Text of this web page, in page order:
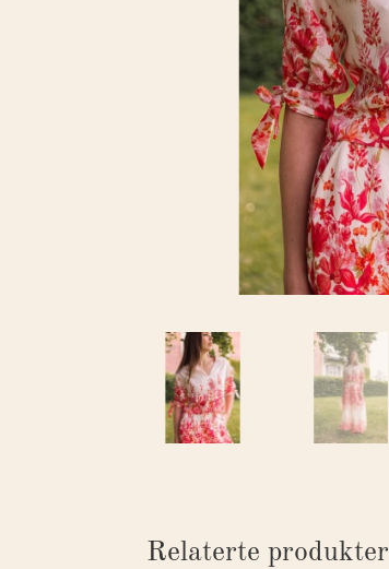
Relaterte produkter